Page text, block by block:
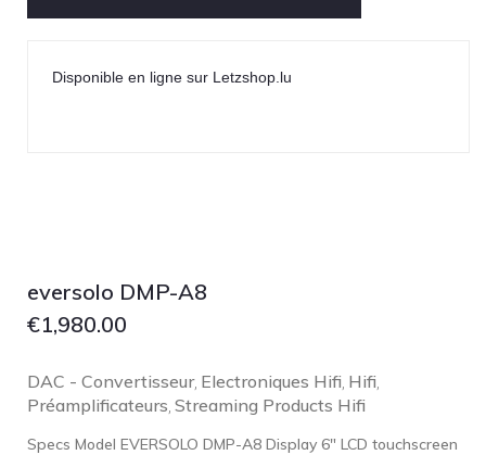
Disponible en ligne sur Letzshop.lu
eversolo DMP-A8
€1,980.00
DAC - Convertisseur, Electroniques Hifi Hifi
Préamplificateurs Streaming Products Hifi
Specs Model EVERSOLO DMP-A8 Display 6" LCD touchscreen